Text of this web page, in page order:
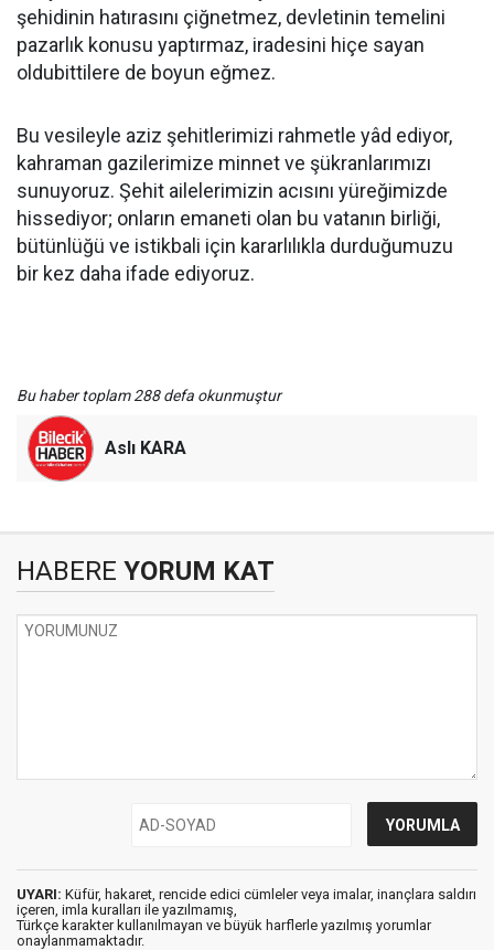
şehidinin hatırasını çiğnetmez, devletinin temelini
pazarlık konusu yaptırmaz, iradesini hiçe sayan
oldubittilere de boyun eğmez.
Bu vesileyle aziz şehitlerimizi rahmetle yâd ediyor,
kahraman gazilerimize minnet ve şükranlarımızı
sunuyoruz. Şehit ailelerimizin acısını yüreğimizde
hissediyor; onların emaneti olan bu vatanın birliği,
bütünlüğü ve istikbali için kararlılıkla durduğumuzu
bir kez daha ifade ediyoruz.
Bu haber toplam 288 defa okunmuştur
Aslı KARA
HABERE YORUM KAT
UYARI: Küfür, hakaret, rencide edici cümleler veya imalar, inançlara saldırı
içeren, imla kuralları ile yazılmamış,
Türkçe karakter kullanılmayan ve büyük harflerle yazılmış yorumlar
onaylanmamaktadır.